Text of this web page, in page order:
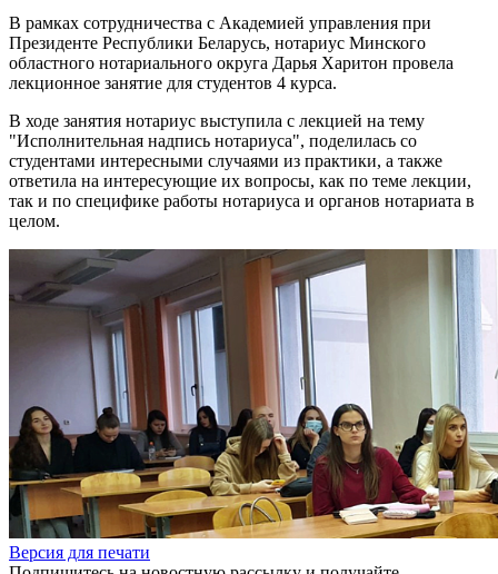
В рамках сотрудничества с Академией управления при
Президенте Республики Беларусь, нотариус Минского
областного нотариального округа Дарья Харитон провела
лекционное занятие для студентов 4 курса.
В ходе занятия нотариус выступила с лекцией на тему
"Исполнительная надпись нотариуса", поделилась со
студентами интересными случаями из практики, а также
ответила на интересующие их вопросы, как по теме лекции,
так и по специфике работы нотариуса и органов нотариата в
целом.
Версия для печати